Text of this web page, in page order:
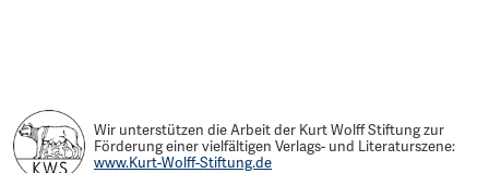
Wir unterstützen die Arbeit der Kurt Wolff Stiftung zur
Förderung einer vielfältigen Verlags- und Literaturszene:
www.Kurt-Wolff-Stiftung.de